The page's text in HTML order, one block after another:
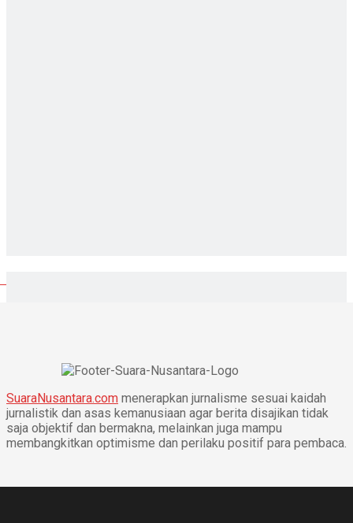
SuaraNusantara.com menerapkan jurnalisme sesuai kaidah
jurnalistik dan asas kemanusiaan agar berita disajikan tidak
saja objektif dan bermakna, melainkan juga mampu
membangkitkan optimisme dan perilaku positif para pembaca.